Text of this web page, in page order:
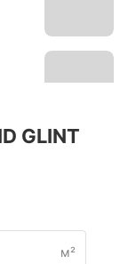
GLINT
м²